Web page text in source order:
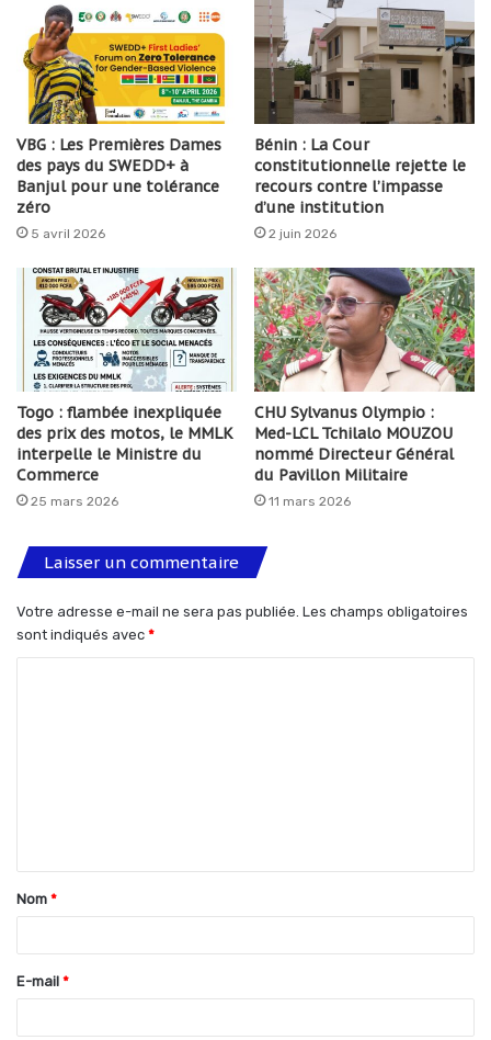
VBG : Les Premières Dames
des pays du SWEDD+ à
Banjul pour une tolérance
zéro
5 avril 2026
Bénin : La Cour
constitutionnelle rejette le
recours contre l’impasse
d’une institution
2 juin 2026
Togo : flambée inexpliquée
des prix des motos, le MMLK
interpelle le Ministre du
Commerce
25 mars 2026
CHU Sylvanus Olympio :
Med-LCL Tchilalo MOUZOU
nommé Directeur Général
du Pavillon Militaire
11 mars 2026
Laisser un commentaire
Votre adresse e-mail ne sera pas publiée. Les champs obligatoires
sont indiqués avec *
t
a
e
*
Nom *
E-mail *